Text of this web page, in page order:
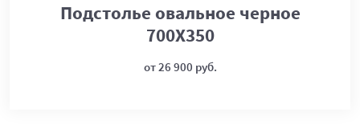
Подстолье овальное черное
700Х350
от 26 900 руб.